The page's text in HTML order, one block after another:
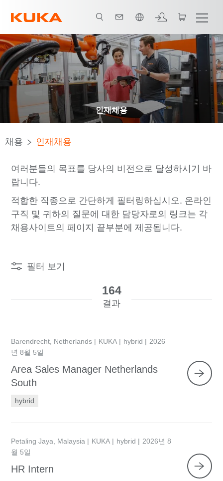
인재채용
채용 인재채용
여러분들의 목표를 당사의 비전으로 달성하시기 바
랍니다.
적합한 직종으로 간단하게 필터링하십시오. 온라인
구직 및 귀하의 질문에 대한 담당자로의 링크는 각
채용사이트의 페이지 끝부분에 제공됩니다.
필터 보기
164
결과
Barendrecht, Netherlands KUKA hybrid
2026
년 8월 5일
Area Sales Manager Netherlands
South
hybrid
Petaling Jaya, Malaysia KUKA hybrid
2026년 8
월 5일
HR Intern